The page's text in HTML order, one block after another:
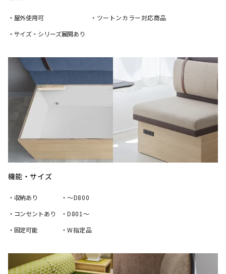
・屋外使用可
・サイズ・シリーズ展開あり
・ツートンカラー対応商品
機能・サイズ
・収納あり
・コンセントあり
・固定可能
・～D800
・D801～
・W指定品